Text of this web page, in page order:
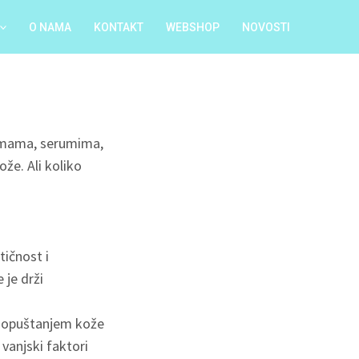
O NAMA KONTAKT WEBSHOP NOVOSTI
serumima,
Ali koliko
i
je drži
kože
faktori